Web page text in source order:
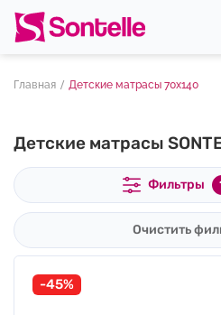
Главная Детские матрасы 70х140
Детские матрасы
Фильтры
Очистить
-45%